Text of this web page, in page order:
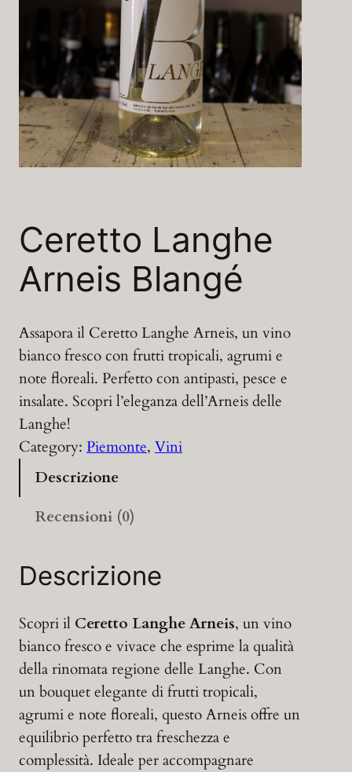
Ceretto Langhe
Arneis Blangé
Assapora il Ceretto Langhe Arneis, un vino
bianco fresco con frutti tropicali, agrumi e
note floreali. Perfetto con antipasti, pesce e
insalate. Scopri l’eleganza dell’Arneis delle
Langhe!
Category: Piemonte, Vini
Descrizione
Recensioni (0)
Descrizione
Scopri il Ceretto Langhe Arneis, un vino
bianco fresco e vivace che esprime la qualità
della rinomata regione delle Langhe. Con
un bouquet elegante di frutti tropicali,
agrumi e note floreali, questo Arneis offre un
equilibrio perfetto tra freschezza e
complessità. Ideale per accompagnare